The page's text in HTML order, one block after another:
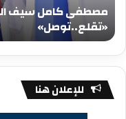
«تقلع..توصل»
مصطفى كامل سيف
«تقلع..توصل»
للإعلان هنا